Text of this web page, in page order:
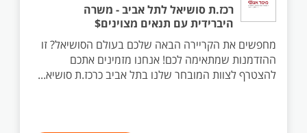
רכז.ת סושיאל לתל אביב - משרה
היברידית עם תנאים מצוינים$
מחפשים את הקריירה הבאה שלכם בעולם הסושיאל? זו
ההזדמנות שמתאימה לכם! אנחנו מזמינים אתכם
להצטרף לצוות המובחר שלנו בתל אביב כרכז.ת סושיא...